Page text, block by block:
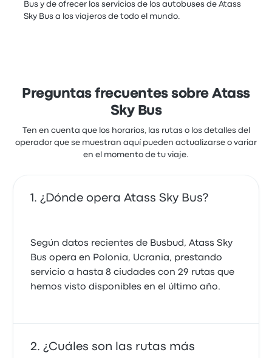
Bus y de ofrecer los servicios de los autobuses de Atass
Sky Bus a los viajeros de todo el mundo.
Preguntas frecuentes sobre Atass
Sky Bus
Ten en cuenta que los horarios, las rutas o los detalles del
operador que se muestran aquí pueden actualizarse o variar
en el momento de tu viaje.
¿Dónde opera Atass Sky Bus?
Según datos recientes de Busbud, Atass Sky
Bus opera en Polonia, Ucrania, prestando
servicio a hasta 8 ciudades con 29 rutas que
hemos visto disponibles en el último año.
¿Cuáles son las rutas más